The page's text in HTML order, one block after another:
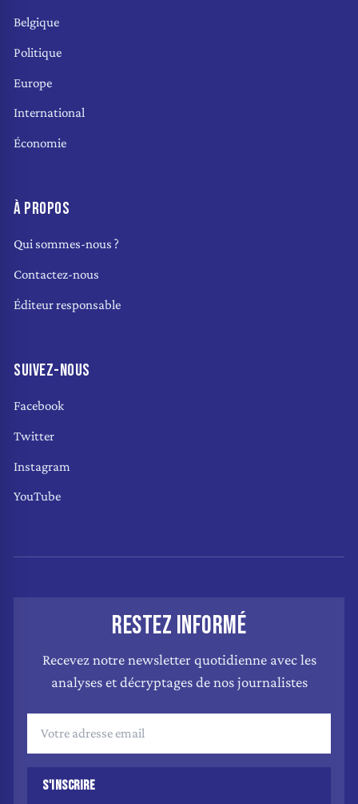
Belgique
Politique
Europe
International
Économie
À PROPOS
Qui sommes-nous ?
Contactez-nous
Éditeur responsable
SUIVEZ-NOUS
Facebook
Twitter
Instagram
YouTube
RESTEZ INFORMÉ
Recevez notre newsletter quotidienne avec les
analyses et décryptages de nos journalistes
S'INSCRIRE